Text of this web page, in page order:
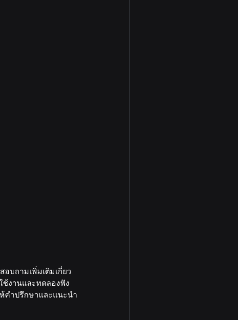
บถามเพิ่มเติมเกี่ยว
งานและทดลองฟัง
คำปรึกษาและแนะนำ